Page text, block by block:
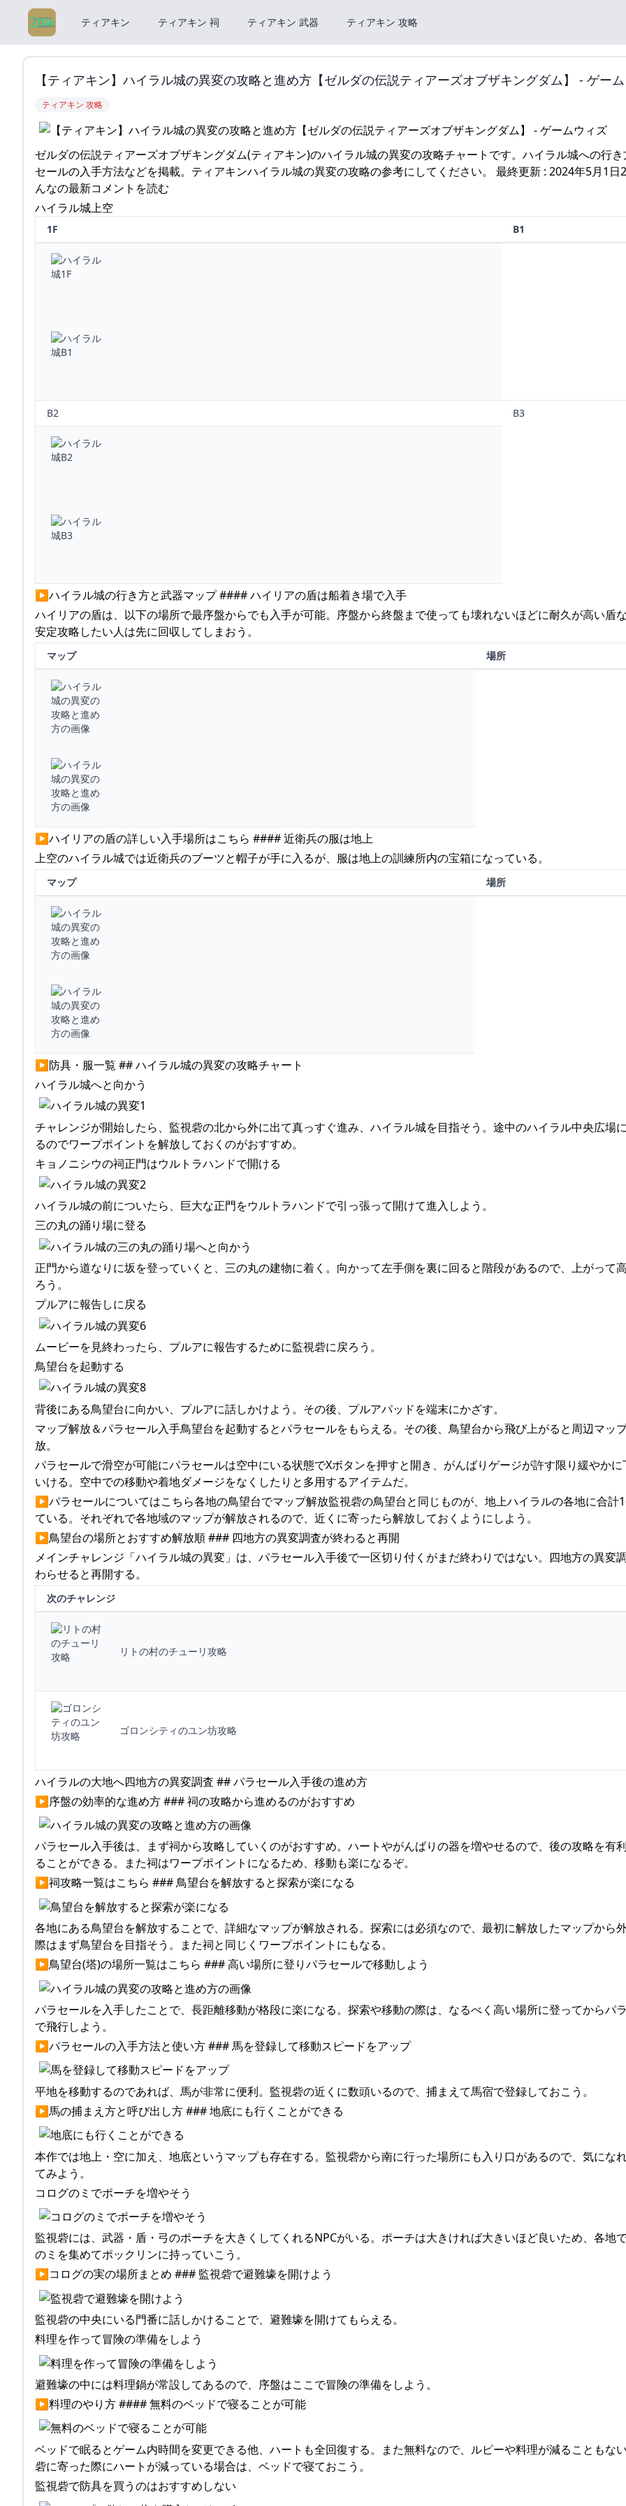
ティアキン ティアキン 祠 ティアキン 武器 ティアキン 攻略
【ティアキン】ハイラル城の異変の攻略と進め方【ゼルダの伝説ティアーズオブザキングダム】 - ゲー
ティアキン 攻略
ゼルダの伝説ティアーズオブザキングダム(ティアキン)のハイラル城の異変の攻略チャートです。ハイラル城への行
セールの入手方法などを掲載。ティアキンハイラル城の異変の攻略の参考にしてください。 最終更新 : 2024年5月1日
んなの最新コメントを読む
ハイラル城上空
1F B1
B2 B3
▶ハイラル城の行き方と武器マップ #### ハイリアの盾は船着き場で入手
ハイリアの盾は、以下の場所で最序盤からでも入手が可能。序盤から終盤まで使っても壊れないほどに耐久が高い盾
安定攻略したい人は先に回収してしまおう。
マップ 場所
▶ハイリアの盾の詳しい入手場所はこちら #### 近衛兵の服は地上
上空のハイラル城では近衛兵のブーツと帽子が手に入るが、服は地上の訓練所内の宝箱になっている。
マップ 場所
▶防具・服一覧 ## ハイラル城の異変の攻略チャート
ハイラル城へと向かう
チャレンジが開始したら、監視砦の北から外に出て真っすぐ進み、ハイラル城を目指そう。途中のハイラル中央広場
るのでワープポイントを解放しておくのがおすすめ。
キョノニシウの祠正門はウルトラハンドで開ける
ハイラル城の前についたら、巨大な正門をウルトラハンドで引っ張って開けて進入しよう。
三の丸の踊り場に登る
正門から道なりに坂を登っていくと、三の丸の建物に着く。向かって左手側を裏に回ると階段があるので、上がって
ろう。
プルアに報告しに戻る
ムービーを見終わったら、プルアに報告するために監視砦に戻ろう。
鳥望台を起動する
背後にある鳥望台に向かい、プルアに話しかけよう。その後、プルアパッドを端末にかざす。
マップ解放＆パラセール入手鳥望台を起動するとパラセールをもらえる。その後、鳥望台から飛び上がると周辺マッ
放。
パラセールで滑空が可能にパラセールは空中にいる状態でXボタンを押すと開き、がんばりゲージが許す限り緩やか
いける。空中での移動や着地ダメージをなくしたりと多用するアイテムだ。
▶パラセールについてはこちら各地の鳥望台でマップ解放監視砦の鳥望台と同じものが、地上ハイラルの各地に合計
ている。それぞれで各地域のマップが解放されるので、近くに寄ったら解放しておくようにしよう。
▶鳥望台の場所とおすすめ解放順 ### 四地方の異変調査が終わると再開
メインチャレンジ「ハイラル城の異変」は、パラセール入手後で一区切り付くがまだ終わりではない。四地方の異変
わらせると再開する。
次のチャレンジ
リトの村のチューリ攻略
ゴロンシティのユン坊攻略
ハイラルの大地へ四地方の異変調査 ## パラセール入手後の進め方
▶序盤の効率的な進め方 ### 祠の攻略から進めるのがおすすめ
パラセール入手後は、まず祠から攻略していくのがおすすめ。ハートやがんばりの器を増やせるので、後の攻略を有
ることができる。また祠はワープポイントになるため、移動も楽になるぞ。
▶祠攻略一覧はこちら ### 鳥望台を解放すると探索が楽になる
各地にある鳥望台を解放することで、詳細なマップが解放される。探索には必須なので、最初に解放したマップから
際はまず鳥望台を目指そう。また祠と同じくワープポイントにもなる。
▶鳥望台(塔)の場所一覧はこちら ### 高い場所に登りパラセールで移動しよう
パラセールを入手したことで、長距離移動が格段に楽になる。探索や移動の際は、なるべく高い場所に登ってからパ
で飛行しよう。
▶パラセールの入手方法と使い方 ### 馬を登録して移動スピードをアップ
平地を移動するのであれば、馬が非常に便利。監視砦の近くに数頭いるので、捕まえて馬宿で登録しておこう。
▶馬の捕まえ方と呼び出し方 ### 地底にも行くことができる
本作では地上・空に加え、地底というマップも存在する。監視砦から南に行った場所にも入り口があるので、気にな
てみよう。
コログのミでポーチを増やそう
監視砦には、武器・盾・弓のポーチを大きくしてくれるNPCがいる。ポーチは大きければ大きいほど良いため、各地
のミを集めてポックリンに持っていこう。
▶コログの実の場所まとめ ### 監視砦で避難壕を開けよう
監視砦の中央にいる門番に話しかけることで、避難壕を開けてもらえる。
料理を作って冒険の準備をしよう
避難壕の中には料理鍋が常設してあるので、序盤はここで冒険の準備をしよう。
▶料理のやり方 #### 無料のベッドで寝ることが可能
ベッドで眠るとゲーム内時間を変更できる他、ハートも全回復する。また無料なので、ルピーや料理が減ることもな
砦に寄った際にハートが減っている場合は、ベッドで寝ておこう。
監視砦で防具を買うのはおすすめしない